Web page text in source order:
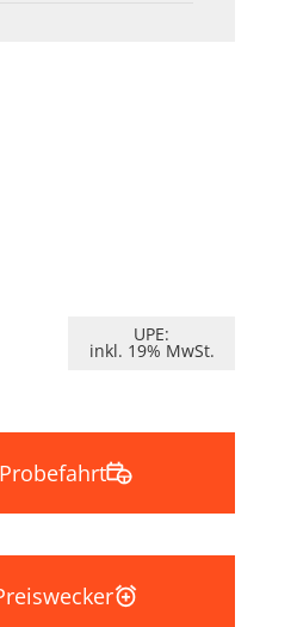
UPE:
inkl. 19% MwSt.
Probefahrt